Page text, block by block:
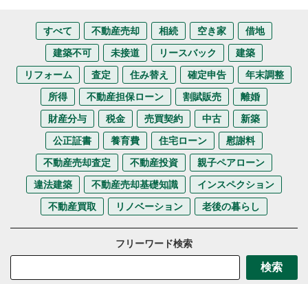
すべて 不動産売却 相続 空き家
借地
建築不可
未接道 リースバック
建築
リフォーム
査定 住み替え 確定申告
年末調整
所得
不動産担保ローン 割賦販売
離婚
財産分与
税金 売買契約 中古
新築
公正証書
養育費 住宅ローン
慰謝料
不動産売却査定
不動産投資
親子ペアローン
違法建築
不動産売却基礎知識
インスペクション
不動産買取
リノベーション 老後の暮らし
フリーワード検索
検索